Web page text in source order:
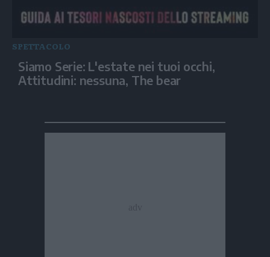
SPETTACOLO
Siamo Serie: L'estate nei tuoi occhi,
Attitudini: nessuna, The bear